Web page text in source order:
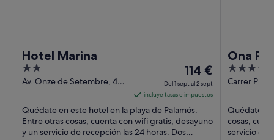
Hotel Marina
2
out
5
Av. Onze de Setembre, 48
El
precio
es
de
114 €
por
114 €
Del 1 sept al 2 sept
incluye tasas e impuestos
Quédate en este hotel en la playa de Palamós.
Entre otras cosas, cuenta con wifi gratis, desayuno
y un servicio de recepción las 24 horas. Dos
Ona
4
out
5
Carrer
Quédate
cosas,
servicio de